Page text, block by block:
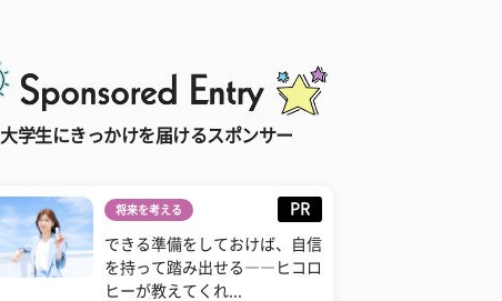
大学生にきっかけを届けるスポンサー
将来を考える PR
できる準備をしておけば、自信
を持って踏み出せる――ヒコロ
ヒーが教えてくれ...